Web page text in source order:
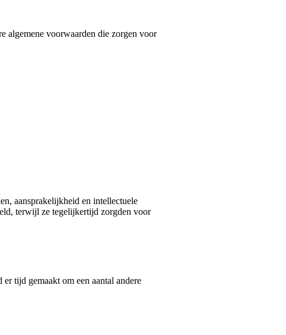
algemene voorwaarden die zorgen voor
aansprakelijkheid en intellectuele
terwijl ze tegelijkertijd zorgden voor
tijd gemaakt om een aantal andere